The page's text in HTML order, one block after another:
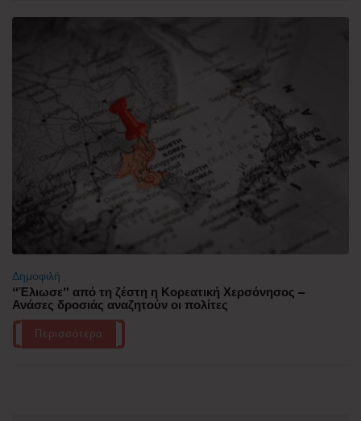
Δημοφιλή
“Έλιωσε” από τη ζέστη η Κορεατική Χερσόνησος –
Ανάσες δροσιάς αναζητούν οι πολίτες
Περισσότερα